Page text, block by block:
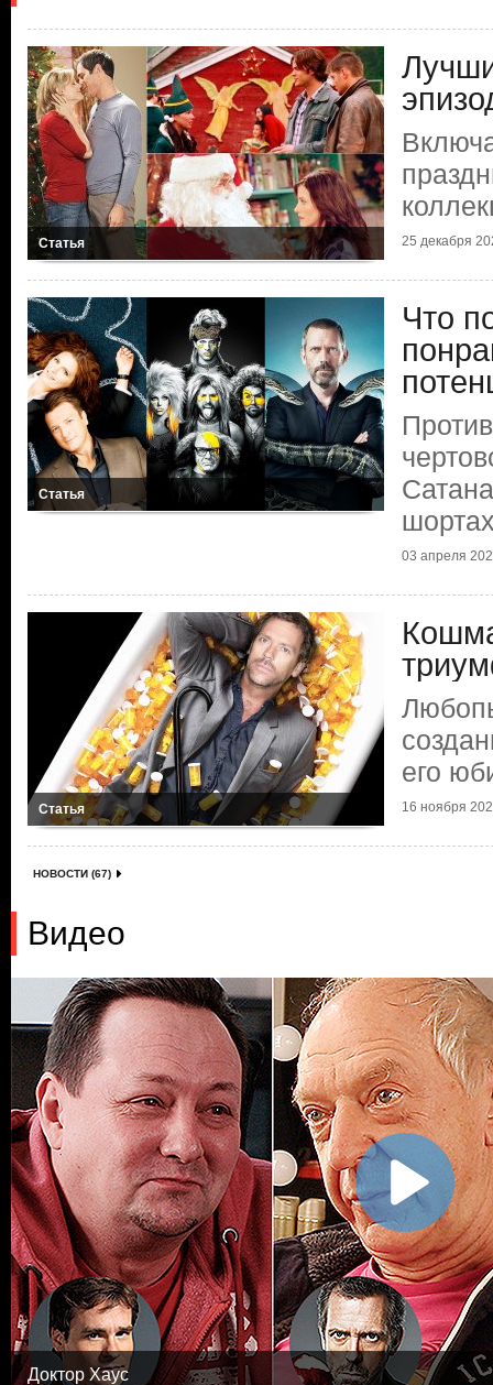
Статья 25 декабря
Статья
Что
03 апреля
Статья
его
16 ноября
НОВОСТИ (67)
Видео
Доктор Хаус